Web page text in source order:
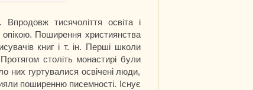
тисячоліття освіта і
опікою. Поширення християнства
книг і т. ін. Перші школи
століть монастирі були
них гуртувалися освічені люди,
поширенню писемності. Існує